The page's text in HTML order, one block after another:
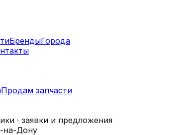
БрендыГорода
Продам запчасти
· заявки и предложения
на-Дону